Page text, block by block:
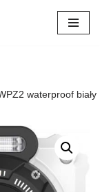
waterproof biały